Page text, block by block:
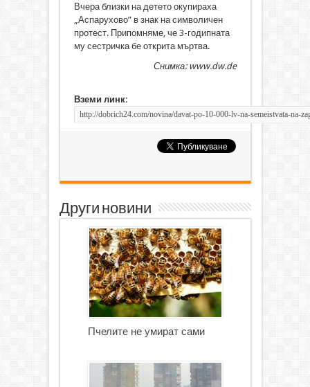
Вчера близки на детето окупираха
„Аспарухово” в знак на символичен
протест. Припомняме, че 3-годипната
му сестричка бе открита мъртва.
Снимка: www.dw.de
Вземи линк:
Други новини
Пчелите не умират сами